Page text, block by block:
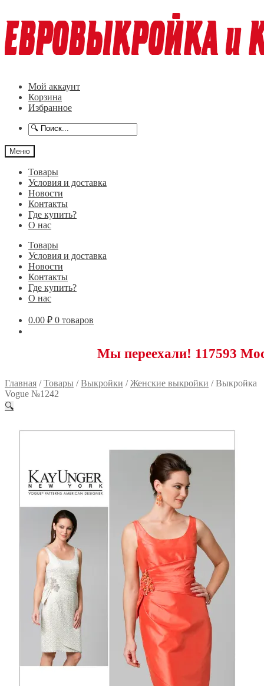
к
навигации
к
содержимому
Мой аккаунт
Корзина
Избранное
Меню
Товары
Условия и доставка
Новости
Контакты
Где купить?
О нас
Товары
Условия и доставка
Новости
Контакты
Где купить?
О нас
0.00 ₽ 0 товаров
Мы переехали! 117593 Москва,
Главная /Товары /Выкройки /Женские выкройки /Выкройка
Vogue №1242
🔍